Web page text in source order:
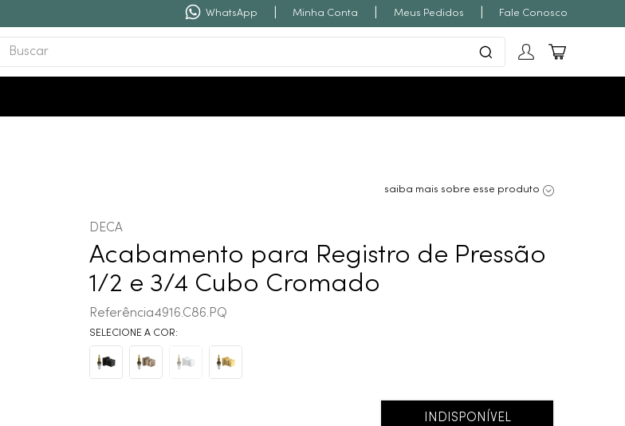
WhatsApp Minha Conta Meus Pedidos Fale Conosco
Buscar
saiba mais sobre esse produto
DECA
Acabamento para Registro de Pressão
1/2 e 3/4 Cubo Cromado
Referência4916.C86.PQ
INDISPONÍVEL
cobre escovado